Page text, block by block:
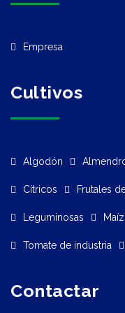
sostenible de
agrarios. Entre
modificaciones
más
destaca […]
Empresa
Cultivos
Algodón
Cítricos Frutales
Leguminosas Maíz
Tomate de industria
Contactar